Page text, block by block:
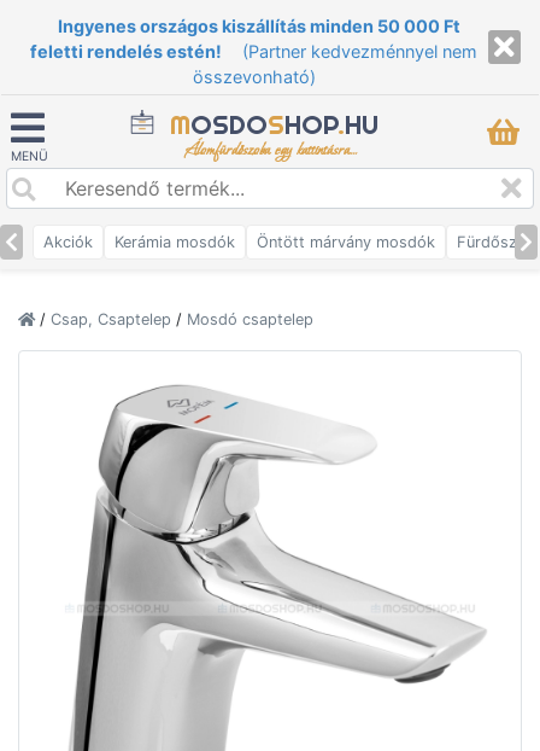
Ingyenes országos kiszállítás minden 50 000 Ft
feletti rendelés estén!
(Partner kedvezménnyel nem
összevonható)
MENÜ
MOSDOSHOP.HU
Álomfürdőszoba egy kattintásra...
Akciók Kerámia mosdók Öntött márvány mosdók
/ Csap, Csaptelep / Mosdó csaptelep